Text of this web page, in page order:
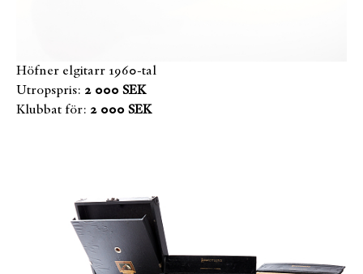
Höfner elgitarr 1960-tal
Utropspris: 2 000 SEK
Klubbat för: 2 000 SEK